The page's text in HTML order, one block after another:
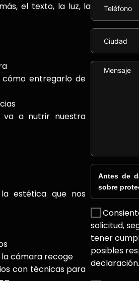
Antes de
sobre
solicitud,
tener
posibles
declaración.
el texto, la luz, la
cómo entregarlo de
va a nutrir nuestra
estética que nos
la cámara recoge
con técnicas para